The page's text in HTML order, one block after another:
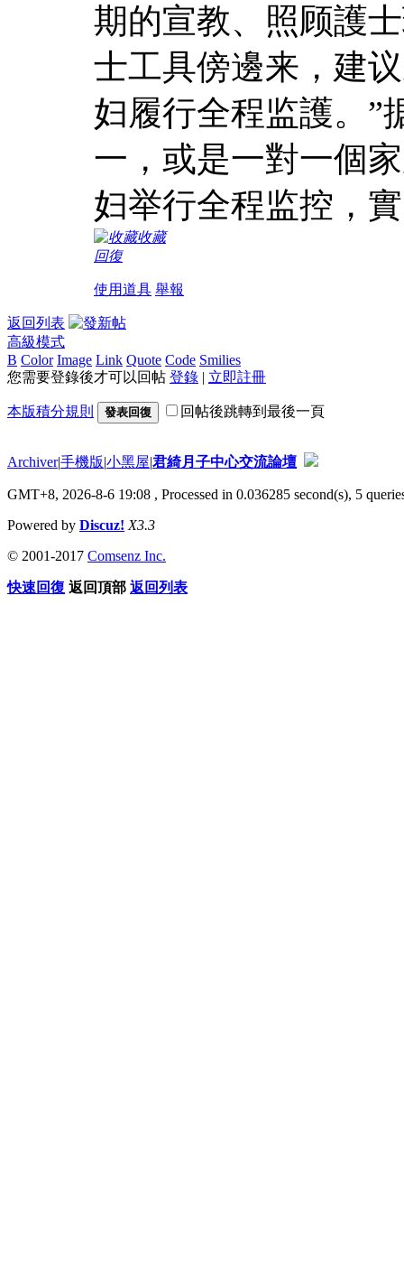
期的宣教、照顾護
士工具傍邊来，建
妇履行全程监護。”
一，或是一對一個
妇举行全程监控，
收藏
回復
使用道具 舉報
返回列表
高級模式
B Color Image Link Quote Code Smilies
您需要登錄後才可以回帖 登錄 | 立即註冊
本版積分規則 發表回復 回帖後跳轉到最後一頁
Archiver|手機版|小黑屋|君綺月子中心交流論壇
GMT+8, 2026-8-6 19:08 , Processed in 0.036285 second(s), 5
Powered by Discuz! X3.3
© 2001-2017 Comsenz Inc.
快速回復 返回頂部 返回列表